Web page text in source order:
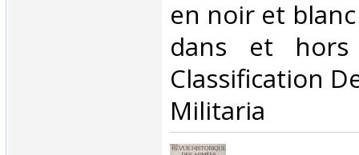
en noir et
dans et
Classification
Militaria‎